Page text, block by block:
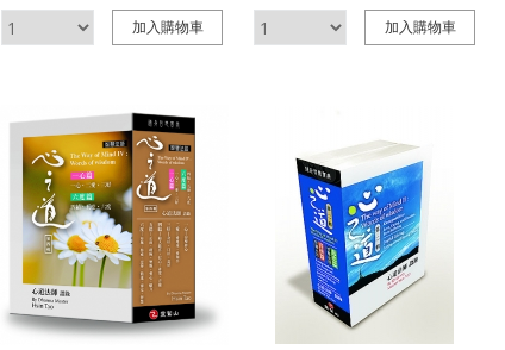
過牽連，即使身體死亡了，記
憶卻還存在，而且這些記憶總
這些記憶就會糾纏不清。舉辦
水陸法會與起建梁皇壇的目的
就是為了搭建一座平台，使眾
生透過這個平台去做溝通，去
做解冤、解業的工作。對於不
好的記憶，我們不要去儲存
它，而要去消融它，並透過懺
悔、超度，而得到解脫。」
《梁皇壇》主要介紹水陸大壇
的建置與意義。水陸法會分
加入購物車
Tao, a distinguished
Mahayana and Vajrayana
the Parliament of World
Religions and the World
Peace Summit of Religious
and Spiritual Leaders) offers
the cure for the innate
human dread of death. The
Master’s teachings aim to
alleviate readers’ dread of
death, to illuminate the
加入購物車